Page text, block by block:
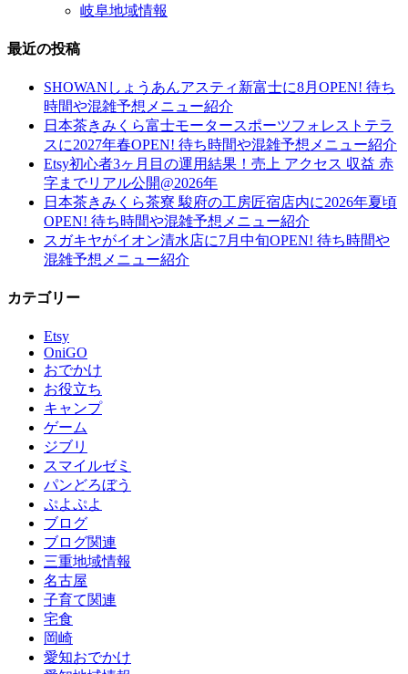
岐阜地域情報
最近の投稿
SHOWANしょうあんアスティ新富士に8月OPEN! 待ち
時間や混雑予想メニュー紹介
日本茶きみくら富士モータースポーツフォレストテラ
スに2027年春OPEN! 待ち時間や混雑予想メニュー紹介
Etsy初心者3ヶ月目の運用結果！売上 アクセス 収益 赤
字までリアル公開@2026年
日本茶きみくら茶寮 駿府の工房匠宿店内に2026年夏頃
OPEN! 待ち時間や混雑予想メニュー紹介
スガキヤがイオン清水店に7月中旬OPEN! 待ち時間や
混雑予想メニュー紹介
カテゴリー
Etsy
OniGO
おでかけ
お役立ち
キャンプ
ゲーム
ジブリ
スマイルゼミ
パンどろぼう
ぷよぷよ
ブログ
ブログ関連
三重地域情報
名古屋
子育て関連
宅食
岡崎
愛知おでかけ